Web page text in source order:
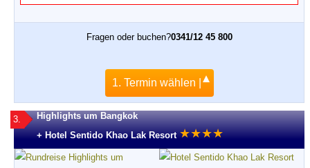
Fragen oder buchen?0341/12 45 800
1. Termin wählen |
3.
Highlights um Bangkok
+ Hotel Sentido Khao Lak Resort ★★★★